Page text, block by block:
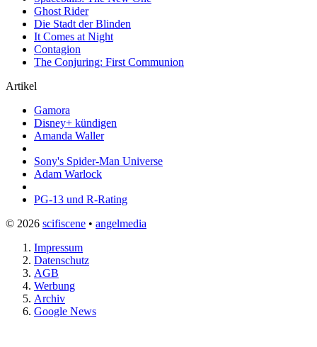
Ghost Rider
Die Stadt der Blinden
It Comes at Night
Contagion
The Conjuring: First Communion
Artikel
Gamora
Disney+ kündigen
Amanda Waller
Sony's Spider-Man Universe
Adam Warlock
PG-13 und R-Rating
© 2026 scifiscene • angelmedia
Impressum
Datenschutz
AGB
Werbung
Archiv
Google News